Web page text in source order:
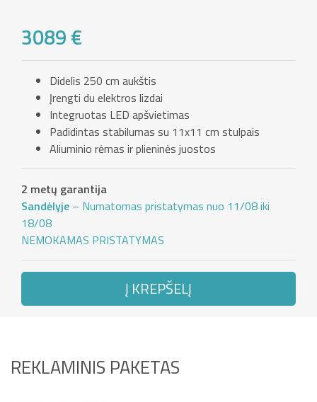
3089 €
Didelis 250 cm aukštis
Įrengti du elektros lizdai
Integruotas LED apšvietimas
Padidintas stabilumas su 11x11 cm stulpais
Aliuminio rėmas ir plieninės juostos
2 metų garantija
Sandėlyje – Numatomas pristatymas nuo 11/08 iki
18/08
NEMOKAMAS PRISTATYMAS
Į KREPŠELĮ
REKLAMINIS PAKETAS